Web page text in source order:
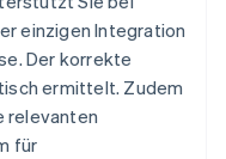
einzigen Integration
Der korrekte
ermittelt. Zudem
relevanten
für